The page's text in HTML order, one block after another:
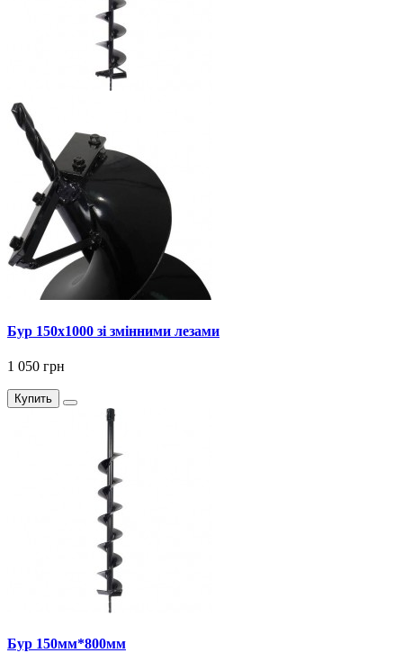
Бур 150x1000 зі змінними лезами
1 050 грн
Купить
Бур 150мм*800мм